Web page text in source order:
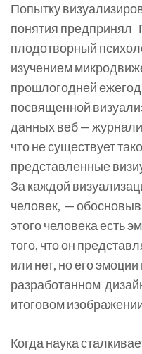
Попытку
понятия предпринял
плодотворный
изучением
прошлогодней
посвященной
данных веб —
что не существует
представленные
За каждой
человек, —
этого человека есть
того, что он
или нет, но его
разработанном
итоговом
Когда наука